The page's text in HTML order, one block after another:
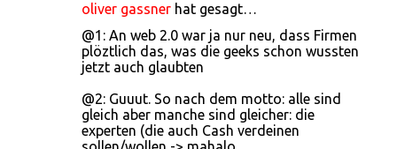
oliver gassner hat gesagt…
@1: An web 2.0 war ja nur neu, dass Firmen
plöztlich das, was die geeks schon wussten
jetzt auch glaubten
@2: Guuut. So nach dem motto: alle sind
gleich aber manche sind gleicher: die
experten (die auch Cash verdeinen